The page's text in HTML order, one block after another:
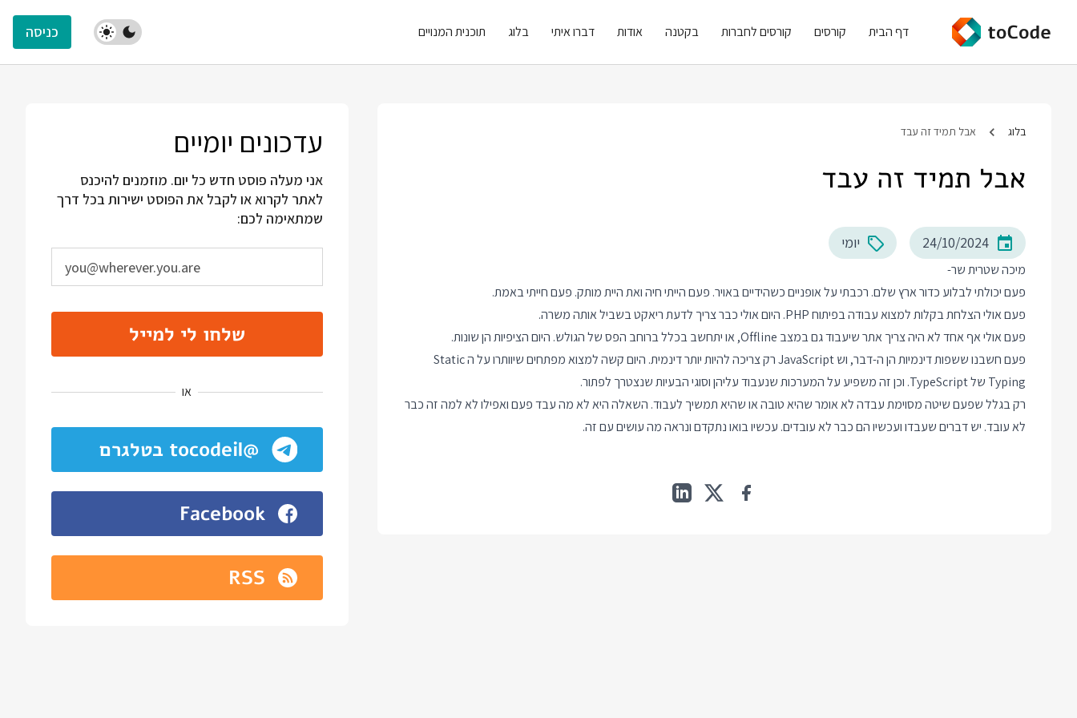
דף הבית קורסים קורסים לחברות בקטנה אודות דברו איתי בלוג תוכנית המנויים כניסה
בלוג אבל תמיד זה עבד
אבל תמיד זה עבד
24/10/2024 יומי
מיכה שטרית שר-
פעם יכולתי לבלוע כדור ארץ שלם. רכבתי על אופניים כשהידיים באויר. פעם הייתי חיה ואת היית מותק. פעם חייתי באמת.
פעם אולי הצלחת בקלות למצוא עבודה בפיתוח PHP. היום אולי כבר צריך לדעת ריאקט בשביל אותה משרה.
פעם אולי אף אחד לא היה צריך אתר שיעבוד גם במצב Offline, או יתחשב בכלל ברוחב הפס של הגולש. היום הציפיות הן שונות.
פעם חשבנו ששפות דינמיות הן ה-דבר, וש JavaScript רק צריכה להיות
יותר דינמית
. היום קשה למצוא מפתחים שיוותרו על ה Static
Typing של TypeScript. וכן זה משפיע על המערכות שנעבוד עליהן וסוגי הבעיות שנצטרך לפתור.
רק בגלל שפעם שיטה מסוימת עבדה לא אומר שהיא טובה או שהיא תמשיך לעבוד. השאלה היא לא מה עבד פעם ואפילו לא למה זה כבר
לא עובד. יש דברים שעבדו ועכשיו הם כבר לא עובדים. עכשיו בואו נתקדם ונראה מה עושים עם זה.
עדכונים יומיים
אני מעלה פוסט חדש כל יום. מוזמנים להיכנס
לאתר לקרוא או לקבל את הפוסט ישירות בכל דרך
שמתאימה לכם:
שלחו לי למייל
או
@tocodeil בטלגרם
Facebook
RSS